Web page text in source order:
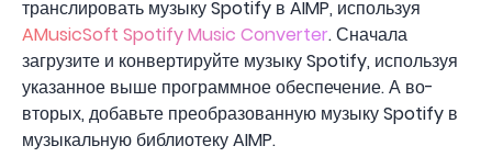
транслировать музыку Spotify в AIMP, используя
AMusicSoft Spotify Music Converter. Сначала
загрузите и конвертируйте музыку Spotify, используя
указанное выше программное обеспечение. А во-
вторых, добавьте преобразованную музыку Spotify в
музыкальную библиотеку AIMP.